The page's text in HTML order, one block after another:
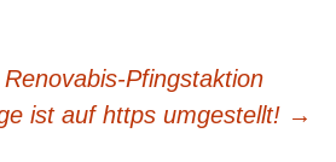
Pfingstaktion
ist auf https umgestellt! →